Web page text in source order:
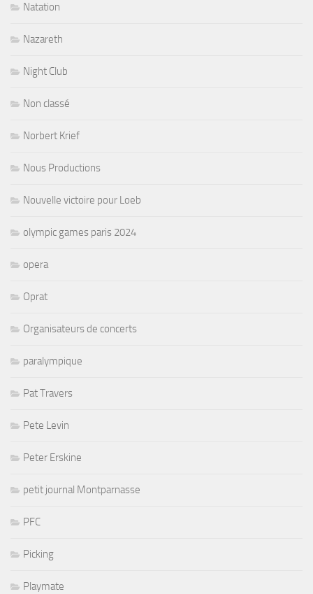
Natation
Nazareth
Night Club
Non classé
Norbert Krief
Nous Productions
Nouvelle victoire pour Loeb
olympic games paris 2024
opera
Oprat
Organisateurs de concerts
paralympique
Pat Travers
Pete Levin
Peter Erskine
petit journal Montparnasse
PFC
Picking
Playmate